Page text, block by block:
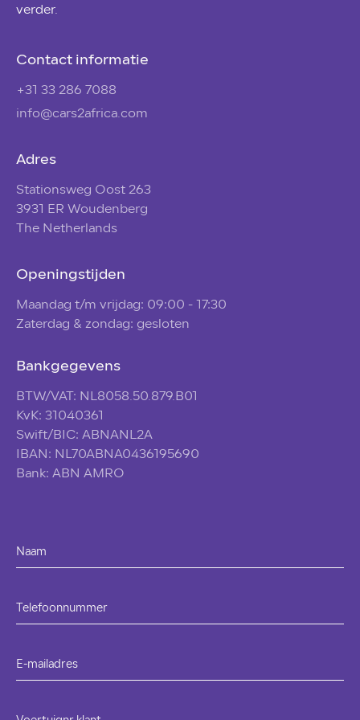
verder.
Contact informatie
+31 33 286 7088
info@cars2africa.com
Adres
Stationsweg Oost 263
3931 ER Woudenberg
The Netherlands
Openingstijden
Maandag t/m vrijdag: 09:00 - 17:30
Zaterdag & zondag: gesloten
Bankgegevens
BTW/VAT: NL8058.50.879.B01
KvK: 31040361
Swift/BIC: ABNANL2A
IBAN: NL70ABNA0436195690
Bank: ABN AMRO
Naam
Telefoonnummer
E-mailadres